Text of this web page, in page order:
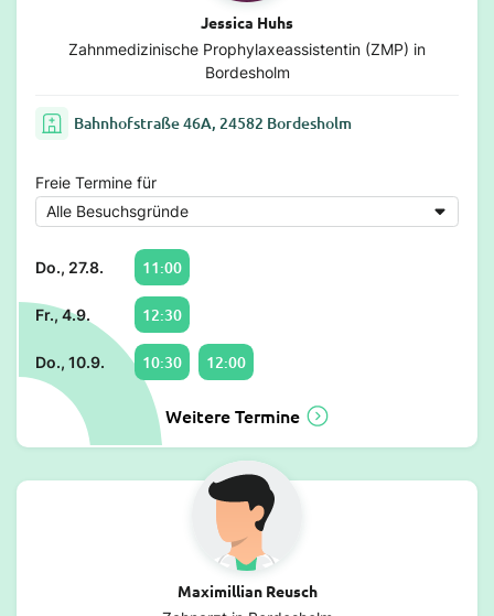
Jessica Huhs
Zahnmedizinische Prophylaxeassistentin (ZMP) in
Bordesholm
Bahnhofstraße 46A, 24582 Bordesholm
Freie Termine für
Do., 27.8. 11:00
Fr., 4.9. 12:30
Do., 10.9. 10:30 12:00
Weitere Termine
Maximillian Reusch